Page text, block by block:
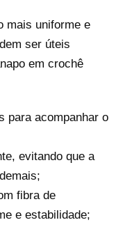
mais uniforme e
ser úteis
em crochê
para acompanhar o
evitando que a
fibra de
e estabilidade;